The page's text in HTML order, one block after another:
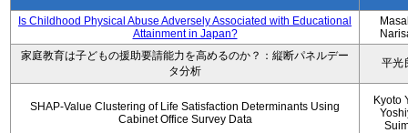
Is Childhood Physical Abuse Adversely Associated with Educational
Attainment in Japan?
家庭教育は子どもの援助要請能力を高めるのか？：縦断パネルデー
タ分析
平光
SHAP-Value Clustering of Life Satisfaction Determinants Using
Cabinet Office Survey Data
Kyoto